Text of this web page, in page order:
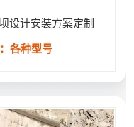
设计安装方案定制
各种型号